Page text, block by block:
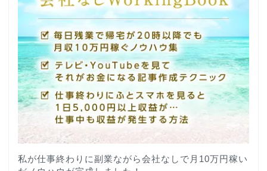
私が仕事終わりに副業ながら会社なしで月10万円稼い